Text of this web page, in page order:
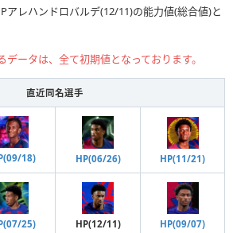
アレハンドロバルデ(12/11)の能力値(総合値)と
ータは、全て初期値となっております。
直近同名選手
18) HP(06/26) HP(11/21)
25) HP(12/11) HP(09/07)